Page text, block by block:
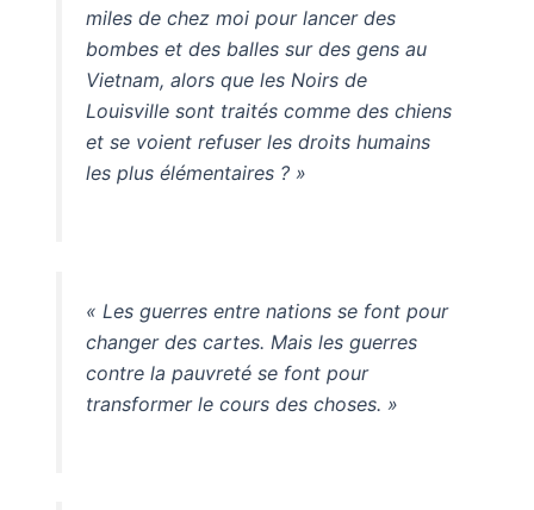
miles de chez moi pour lancer des
bombes et des balles sur des gens au
Vietnam, alors que les Noirs de
Louisville sont traités comme des chiens
et se voient refuser les droits humains
les plus élémentaires ? »
« Les guerres entre nations se font pour
changer des cartes. Mais les guerres
contre la pauvreté se font pour
transformer le cours des choses. »